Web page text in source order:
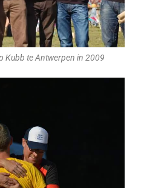
Kubb te Antwerpen in 2009